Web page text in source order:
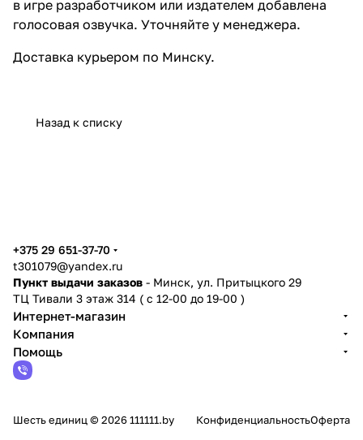
в игре разработчиком или издателем добавлена
голосовая озвучка. Уточняйте у менеджера.
Доставка курьером по Минску.
Назад к списку
+375 29 651-37-70
t301079@yandex.ru
Пункт выдачи заказов - Минск, ул. Притыцкого 29
ТЦ Тивали 3 этаж 314 ( с 12-00 до 19-00 )
Интернет-магазин
Компания
Помощь
Шесть единиц © 2026 111111.by КонфиденциальностьОферта